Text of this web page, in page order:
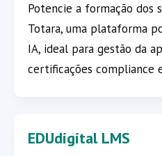
Potencie a formação dos
Totara, uma plataforma
IA, ideal para gestão da
certificações compliance
EDUdigital LMS